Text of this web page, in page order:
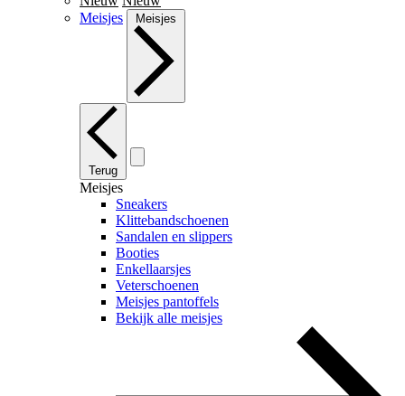
Meisjes
Meisjes
Terug
Meisjes
Sneakers
Klittebandschoenen
Sandalen en slippers
Booties
Enkellaarsjes
Veterschoenen
Meisjes pantoffels
Bekijk alle meisjes